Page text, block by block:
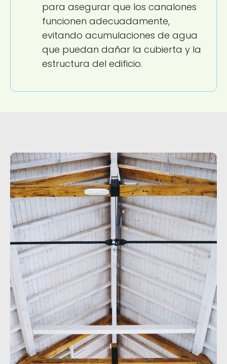
para asegurar que los canalones
funcionen adecuadamente,
evitando acumulaciones de agua
que puedan dañar la cubierta y la
estructura del edificio.